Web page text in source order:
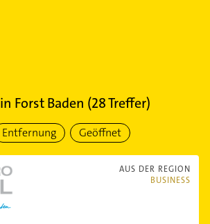
in Forst Baden (28Treffer)
Entfernung Geöffnet
AUS DER REGION
BUSINESS